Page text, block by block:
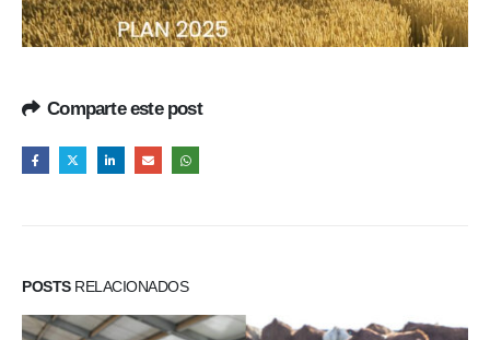
Comparte este post
POSTSRELACIONADOS